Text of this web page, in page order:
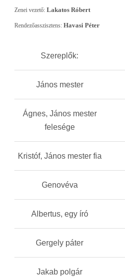
Zenei vezető: Lakatos Róbert
Rendezőasszisztens: Havasi Péter
Szereplők:
János mester
Ágnes, János mester
felesége
Kristóf, János mester fia
Genovéva
Albertus, egy író
Gergely páter
Jakab polgár